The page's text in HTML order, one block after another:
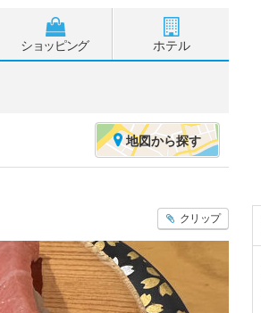
ショッピング ホテル
地図から探す
クリップ